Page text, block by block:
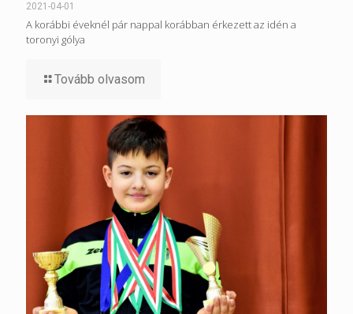
2021-04-01
A korábbi éveknél pár nappal korábban érkezett az idén a
toronyi gólya
Tovább olvasom